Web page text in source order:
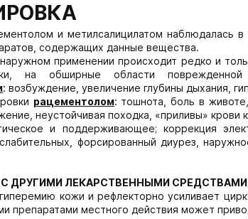
и метилсалицилатом наблюдалась
содержащих данные вещества.
применении происходит редко и
на обширные области
: возбуждение, увеличение глубины дыхания,
рацементолом: тошнота, боль в
неустойчивая походка, «приливы» крови
и поддерживающее; коррекция
форсированный диурез,
ДРУГИМИ ЛЕКАРСТВЕННЫМИ СРЕДСТВАМИ
кожи и рефлекторно усиливает
препаратами местного действия может